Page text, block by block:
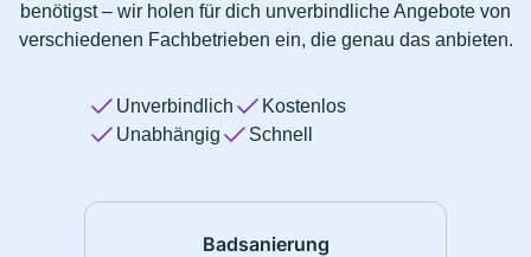
benötigst – wir holen für dich unverbindliche Angebote von
verschiedenen Fachbetrieben ein, die genau das anbieten.
Unverbindlich
Kostenlos
Unabhängig
Schnell
Badsanierung